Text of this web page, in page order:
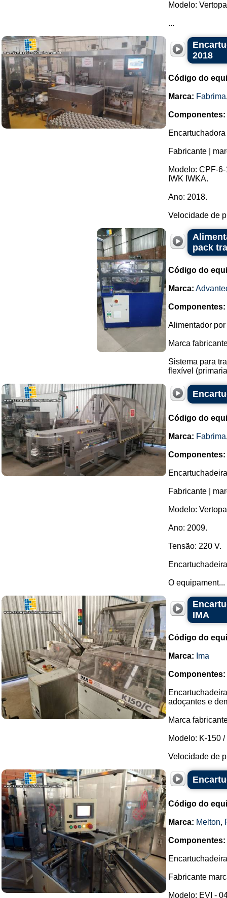
Modelo:
...
2018
Código do
Marca: Fabrima
Componentes:
Fabricante |
Modelo: CPF-
IWK IWKA.
Ano: 2018.
Velocidade de
pack
Código do
Marca:
Componentes:
Alimentador
Marca
Sistema para
flexível
Código do
Marca: Fabrima
Componentes:
Fabricante |
Modelo:
Ano: 2009.
Tensão: 220 V.
O equipament...
IMA
Código do
Marca: Ima
Componentes:
adoçantes e
Marca
Modelo: K-150 /
Velocidade de
Código do
Marca: Melton,
Componentes:
Fabricante
Modelo: EVI -